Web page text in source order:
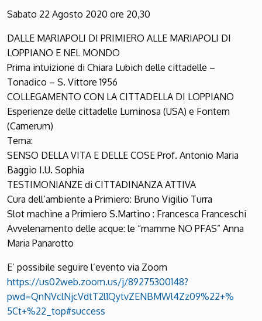
Sabato 22 Agosto 2020 ore 20,30
DALLE MARIAPOLI DI PRIMIERO ALLE MARIAPOLI DI
LOPPIANO E NEL MONDO
Prima intuizione di Chiara Lubich delle cittadelle –
Tonadico – S. Vittore 1956
COLLEGAMENTO CON LA CITTADELLA DI LOPPIANO
Esperienze delle cittadelle Luminosa (USA) e Fontem
(Camerum)
Tema:
SENSO DELLA VITA E DELLE COSE Prof. Antonio Maria
Baggio I.U. Sophia
TESTIMONIANZE di CITTADINANZA ATTIVA
Cura dell’ambiente a Primiero: Bruno Vigilio Turra
Slot machine a Primiero S.Martino : Francesca Franceschi
Avvelenamento delle acque: le “mamme NO PFAS” Anna
Maria Panarotto
E’ possibile seguire l’evento via Zoom
https://us02web.zoom.us/j/89275300148?
pwd=QnNVclNjcVdtT2l1QytvZENBMWl4Zz09%22+%
5Ct+%22_top#success